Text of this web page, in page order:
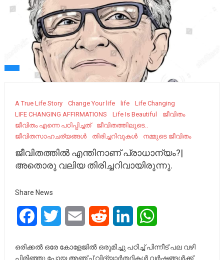
A True Life Story Change Your life life
Life Changing
LIFE CHANGING AFFIRMATIONS
Life Is Beautiful
ജീവിതം
ജീവിതം എന്നെ പഠിപ്പിച്ചത്
ജീവിതത്തിലൂടെ..
ജീവിതസാഹചര്യങ്ങൾ
തിരിച്ചറിവുകൾ നമ്മുടെ ജീവിതം
ജീവിതത്തിൽ എന്തിനാണ്‌ പ്രാധാന്യം?|
അതൊരു വലിയ തിരിച്ചറിവായിരുന്നു.
Share News
FacebookTwitter Email Reddit LinkedIn
ഒരിക്കൽ ഒരേ കോളേജിൽ ഒരുമിച്ചു പഠിച്ച്‌ പിന്നീട്‌ പല വഴി
പിരിഞ്ഞു പോയ അഞ്ച്‌ വിദ്യാർത്ഥികൾ വർഷങ്ങൾക്ക്‌